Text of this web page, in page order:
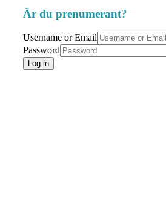
Är du prenumerant?
Username or Email
Password
Log in